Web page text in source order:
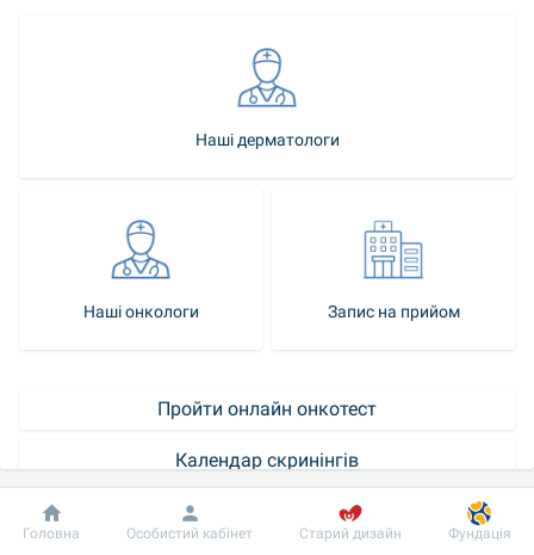
Наші дерматологи
Наші онкологи Запис на прийом
Пройти онлайн онкотест
Календар скринінгів
Як стати нашим пацієнтом
Добробут
Інформація Пацієнту
Головна Особистий кабінет Старий дизайн Фундація